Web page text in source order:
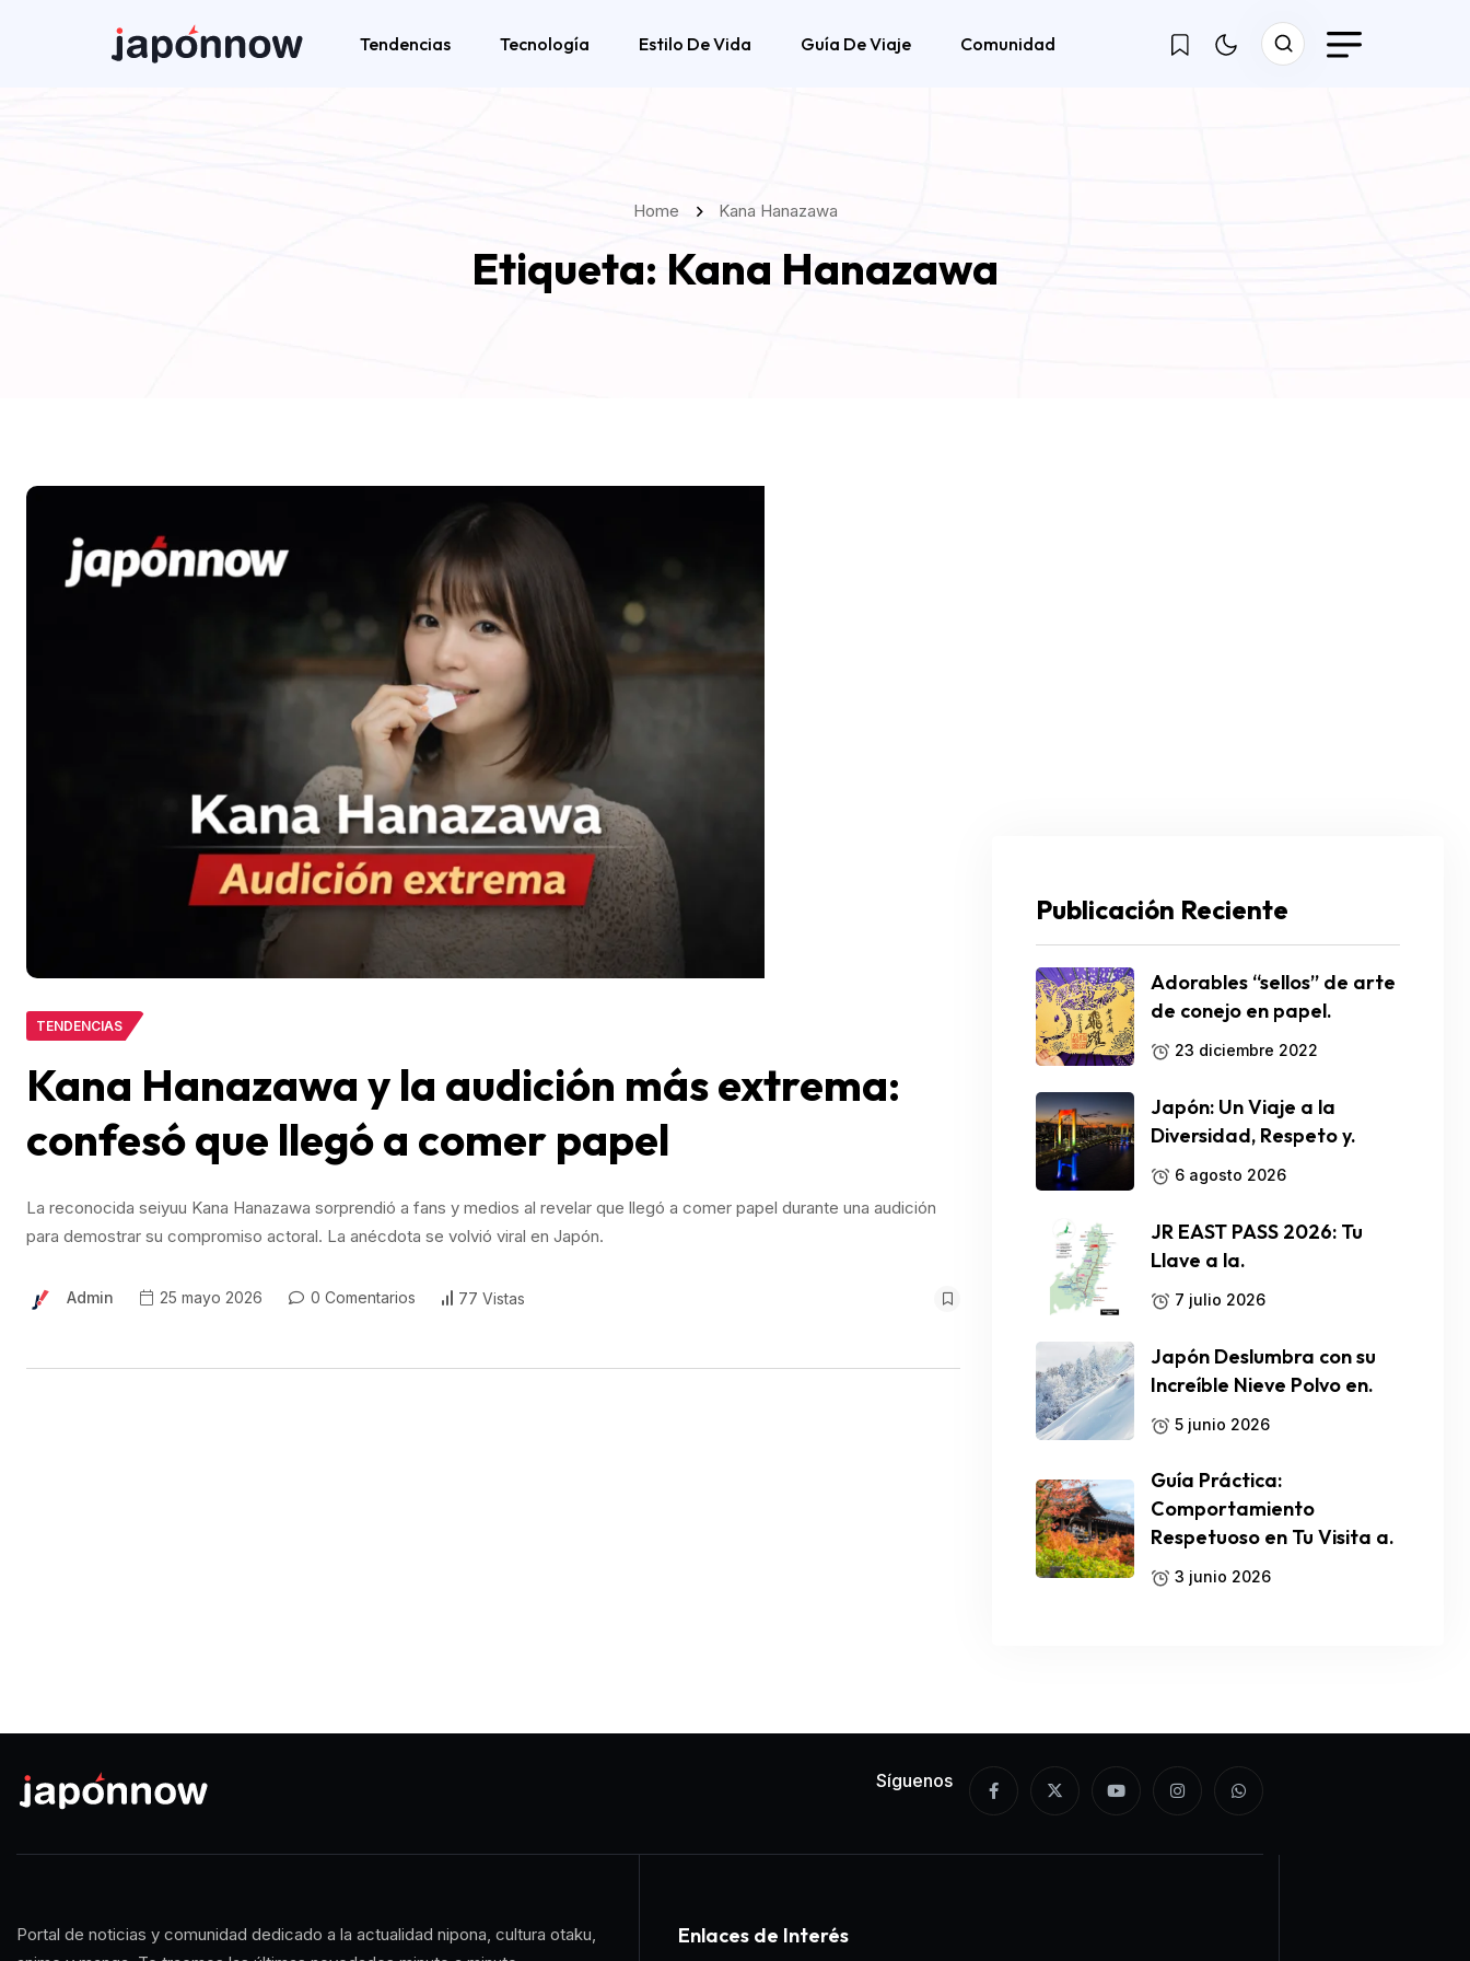
Tendencias Tecnología Estilo De Vida Guía De Viaje Comunidad
Home Kana Hanazawa
Etiqueta: Kana Hanazawa
TENDENCIAS
Kana Hanazawa y la audición más extrema:
confesó que llegó a comer papel
La reconocida seiyuu Kana Hanazawa sorprendió a fans y medios al revelar que llegó a comer papel durante una audición
para demostrar su compromiso actoral. La anécdota se volvió viral en Japón.
Admin 25 mayo 2026 0 Comentarios 77 Vistas
Publicación Reciente
Adorables “sellos” de arte
de conejo en papel.
23 diciembre 2022
Japón: Un Viaje a la
Diversidad, Respeto y.
6 agosto 2026
JR EAST PASS 2026: Tu
Llave a la.
7 julio 2026
Japón Deslumbra con su
Increíble Nieve Polvo en.
5 junio 2026
Guía Práctica:
Comportamiento
Respetuoso en Tu Visita a.
3 junio 2026
Síguenos
Portal de noticias y comunidad dedicado a la actualidad nipona, cultura otaku,
Enlaces de Interés